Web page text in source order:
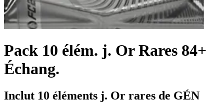
Pack 10 élém. j. Or Rares 84+
Échang.
Inclut 10 éléments j. Or rares de GÉN